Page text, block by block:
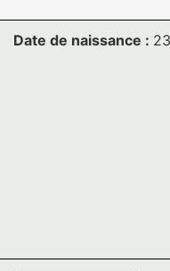
Date de naissance :